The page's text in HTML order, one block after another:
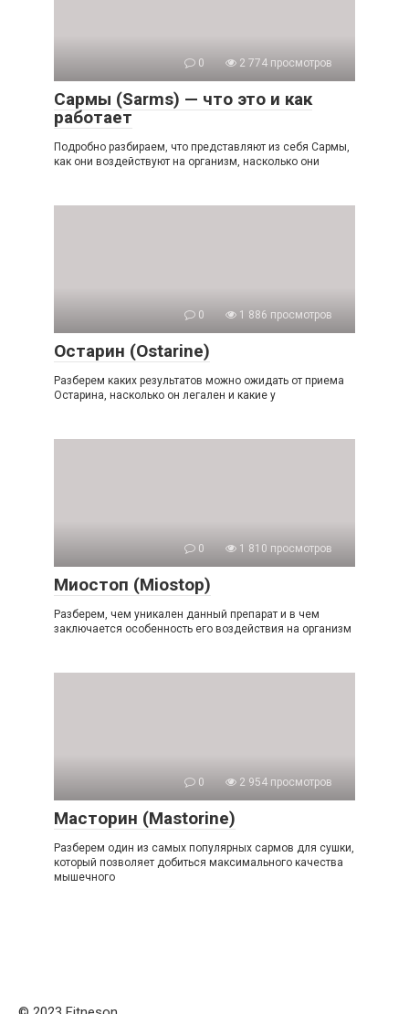
0 2 774 просмотров
Сармы (Sarms) — что это и как
работает
Подробно разбираем, что представляют из себя Сармы,
как они воздействуют на организм, насколько они
0 1 886 просмотров
Остарин (Ostarine)
Разберем каких результатов можно ожидать от приема
Остарина, насколько он легален и какие у
0 1 810 просмотров
Миостоп (Miostop)
Разберем, чем уникален данный препарат и в чем
заключается особенность его воздействия на организм
0 2 954 просмотров
Масторин (Mastorine)
Разберем один из самых популярных сармов для сушки,
который позволяет добиться максимального качества
мышечного